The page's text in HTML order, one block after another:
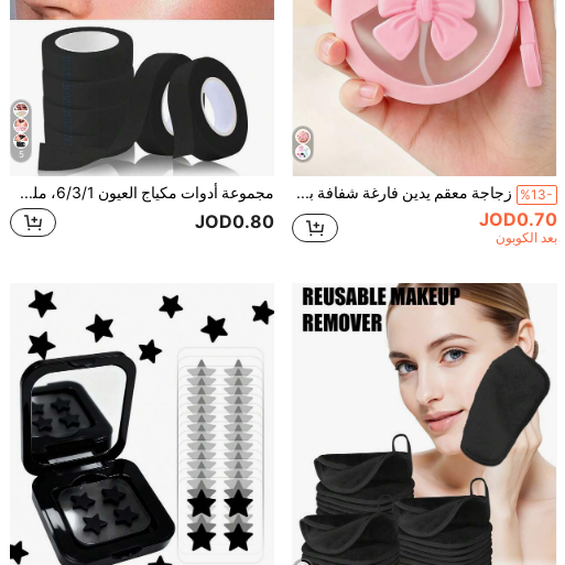
%13- زجاجة معقم يدين فارغة شفافة بأسلوب كوري وردي 30 مل، زجاجة معقم يدين بفيونكة وردية، ضروري للسفر، مع خطاف سلسلة مفاتيح، غطاء قلاب وردي، يمكن أن تحتوي على معقم يدين/عطر، تصميم فيونكة ثلاثي الأبعاد. غطاء زجاجة قابل لإعادة الاستخدام، زجاجة فارغة محمولة، قابلة لإعادة التعبئة، حاوية مستحضرات تجميل، مناسبة للسوائل واللوشن والكريم
JOD0.70
بعد الكوبون
5
مجموعة أدوات مكياج العيون 6/3/1، ملصقات ظلال العيون، قلم كحل قابل للتنفس وشرائط تمديد الرموش الصناعية، شريط تجميل الوجه غير مرئي، شريط تمرين المكياج الفوري، شريط رفع الوجه البلاستيكي، شريط ظلال العيون، قلم الكحل شريط (1.25 سم * 4.5 م)، أدوات مكياج، أدوات رموش، أدوات رفع الوجه
JOD0.80